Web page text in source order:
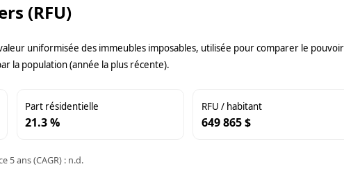
(RFU)
valeur uniformisée des immeubles imposables, utilisée pour comparer le
la population (année la plus récente).
Part résidentielle
21.3 %
RFU / habitant
649 865 $
5 ans (CAGR) : n.d.